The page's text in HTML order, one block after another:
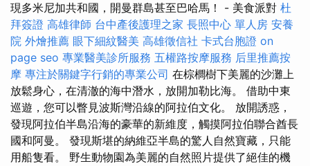
現多米尼加共和國，開曼群島甚至巴哈馬！ - 美食派對 杜
拜簽證 高雄律師 台中產後護理之家 長照中心 單人房 安養
院 外燴推薦 眼下細紋醫美 高雄徵信社 卡式台胞證 on
page seo 專業醫美診所服務 五權路按摩服務 后里推薦按
摩 專注於關鍵字行銷的專業公司 在棕櫚樹下美麗的沙灘上
放鬆身心，在清澈的海中潛水，放開加勒比海。 借助中東
巡遊，您可以瞥見波斯灣沿線的阿拉伯文化。 放開誘惑，
發現阿拉伯半島沿海的豪華的新維度，觸摸阿拉伯聯合酋長
國和阿曼。 發現斯堪的納維亞半島的驚人自然寶藏，只能
用船隻看。 野生動物園為美麗的自然照片提供了絕佳的機